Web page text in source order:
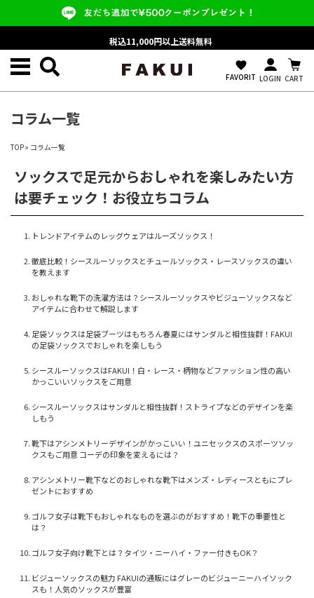
税込11,000円以上送料無料
favorite
FAVORIT LOGIN CART
コラム一覧
TOP» コラム一覧
ソックスで足元からおしゃれを楽しみたい方
は要チェック！お役立ちコラム
トレンドアイテムのレッグウェアはルーズソックス！
徹底比較！シースルーソックスとチュールソックス・レースソックスの違い
を教えます
おしゃれな靴下の洗濯方法は？シースルーソックスやビジューソックスなど
アイテムに合わせて解説します
足袋ソックスは足袋ブーツはもちろん春夏にはサンダルと相性抜群！FAKUI
の足袋ソックスでおしゃれを楽しもう
シースルーソックスはFAKUI！白・レース・柄物などファッション性の高い
かっこいいソックスをご用意
シースルーソックスはサンダルと相性抜群！ストライプなどのデザインを楽
しもう
靴下はアシンメトリーデザインがかっこいい！ユニセックスのスポーツソッ
クスもご用意 コーデの印象を変えるには？
アシンメトリー靴下などのおしゃれな靴下はメンズ・レディースともにプレ
ゼントにおすすめ
ゴルフ女子は靴下もおしゃれなものを選ぶのがおすすめ！靴下の重要性と
は？
ゴルフ女子向け靴下とは？タイツ・ニーハイ・ファー付きもOK？
ビジューソックスの魅力 FAKUIの通販にはグレーのビジューニーハイソック
スも！人気のソックスが豊富